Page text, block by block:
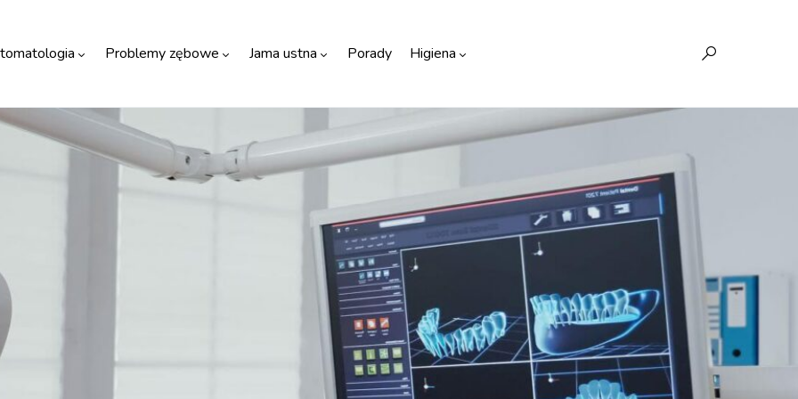
Problemy zębowe Jama ustna Porady Higiena